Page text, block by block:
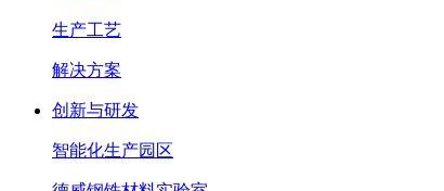
生产工艺
解决方案
创新与研发
智能化生产园区